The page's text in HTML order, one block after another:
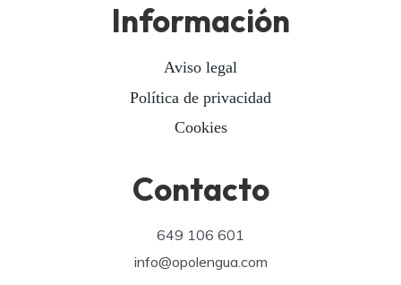
Información
Aviso legal
Política de privacidad
Cookies
Contacto
649 106 601
info@opolengua.com